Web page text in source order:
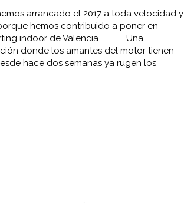
arrancado el 2017 a toda velocidad y
hemos contribuido a poner en
indoor de Valencia. Una
donde los amantes del motor tienen
hace dos semanas ya rugen los